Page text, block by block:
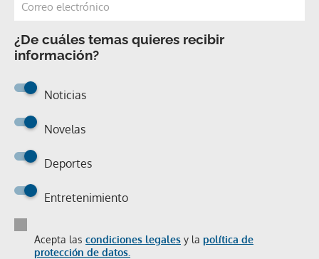
¿De cuáles temas quieres recibir
información?
Noticias
Novelas
Deportes
Entretenimiento
Acepta las condiciones legales y la política de
protección de datos.